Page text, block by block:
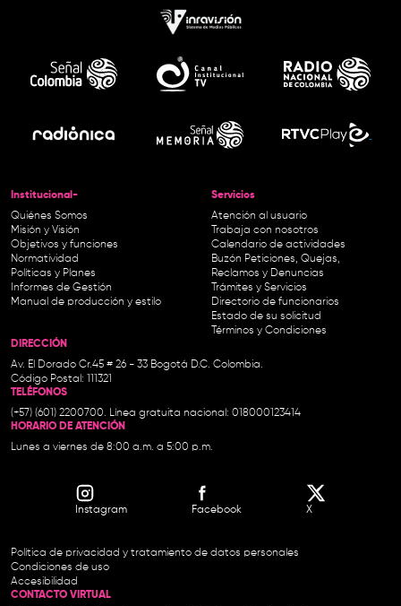
Institucional-
Quiénes Somos
Misión y Visión
Objetivos y funciones
Normatividad
Políticas y Planes
Informes de Gestión
Manual de producción y estilo
Servicios
Atención al usuario
Trabaja con nosotros
Calendario de actividades
Buzón Peticiones, Quejas,
Reclamos y Denuncias
Trámites y Servicios
Directorio de funcionarios
Estado de su solicitud
Términos y Condiciones
DIRECCIÓN
Av. El Dorado Cr.45 # 26 - 33 Bogotá D.C. Colombia.
Código Postal: 111321
TELÉFONOS
(+57) (601) 2200700. Línea gratuita nacional: 018000123414
HORARIO DE ATENCIÓN
Lunes a viernes de 8:00 a.m. a 5:00 p.m.
Instagram Facebook X
Política de privacidad y tratamiento de datos personales
Condiciones de uso
Accesibilidad
CONTACTO VIRTUAL